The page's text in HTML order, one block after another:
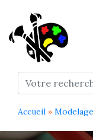
Accueil » Modelage